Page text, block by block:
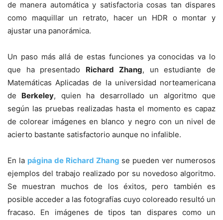
de manera automática y satisfactoria cosas tan dispares
como maquillar un retrato, hacer un HDR o montar y
ajustar una panorámica.
Un paso más allá de estas funciones ya conocidas va lo
que ha presentado Richard Zhang, un estudiante de
Matemáticas Aplicadas de la universidad norteamericana
de Berkeley, quien ha desarrollado un algoritmo que
según las pruebas realizadas hasta el momento es capaz
de colorear imágenes en blanco y negro con un nivel de
acierto bastante satisfactorio aunque no infalible.
En la página de Richard Zhang se pueden ver numerosos
ejemplos del trabajo realizado por su novedoso algoritmo.
Se muestran muchos de los éxitos, pero también es
posible acceder a las fotografías cuyo coloreado resultó un
fracaso. En imágenes de tipos tan dispares como un